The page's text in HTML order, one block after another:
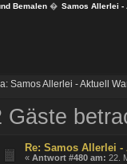
Bemalen� Samos Allerlei -
Samos Allerlei - Aktuell
Gäste
Re: Samos Allerlei -
«Antwort #480 am: 22.